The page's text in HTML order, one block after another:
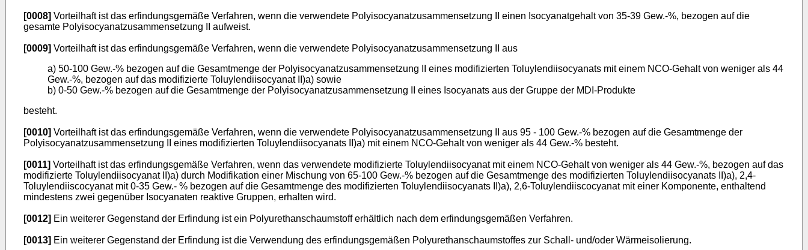
[0008] Vorteilhaft ist das erfindungsgemäße Verfahren, wenn die verwendete Polyisocyanatzusammensetzung II einen Isocyanatgehalt von 35-39 Gew.-%, bezogen auf die
gesamte Polyisocyanatzusammensetzung II aufweist.
[0009] Vorteilhaft ist das erfindungsgemäße Verfahren, wenn die verwendete Polyisocyanatzusammensetzung II aus
a) 50-100 Gew.-% bezogen auf die Gesamtmenge der Polyisocyanatzusammensetzung II eines modifizierten Toluylendiisocyanats mit einem NCO-Gehalt von weniger als 44
Gew.-%, bezogen auf das modifizierte Toluylendiisocyanat II)a) sowie
b) 0-50 Gew.-% bezogen auf die Gesamtmenge der Polyisocyanatzusammensetzung II eines Isocyanats aus der Gruppe der MDI-Produkte
besteht.
[0010] Vorteilhaft ist das erfindungsgemäße Verfahren, wenn die verwendete Polyisocyanatzusammensetzung II aus 95 - 100 Gew.-% bezogen auf die Gesamtmenge der
Polyisocyanatzusammensetzung II eines modifizierten Toluylendiisocyanats II)a) mit einem NCO-Gehalt von weniger als 44 Gew.-% besteht.
[0011] Vorteilhaft ist das erfindungsgemäße Verfahren, wenn das verwendete modifizierte Toluylendiisocyanat mit einem NCO-Gehalt von weniger als 44 Gew.-%, bezogen auf das
modifizierte Toluylendiisocyanat II)a) durch Modifikation einer Mischung von 65-100 Gew.-% bezogen auf die Gesamtmenge des modifizierten Toluylendiisocyanats II)a), 2,4-
Toluylendiiscocyanat mit 0-35 Gew.- % bezogen auf die Gesamtmenge des modifizierten Toluylendiisocyanats II)a), 2,6-Toluylendiiscocyanat mit einer Komponente, enthaltend
mindestens zwei gegenüber Isocyanaten reaktive Gruppen, erhalten wird.
[0012] Ein weiterer Gegenstand der Erfindung ist ein Polyurethanschaumstoff erhältlich nach dem erfindungsgemäßen Verfahren.
[0013] Ein weiterer Gegenstand der Erfindung ist die Verwendung des erfindungsgemäßen Polyurethanschaumstoffes zur Schall- und/oder Wärmeisolierung.